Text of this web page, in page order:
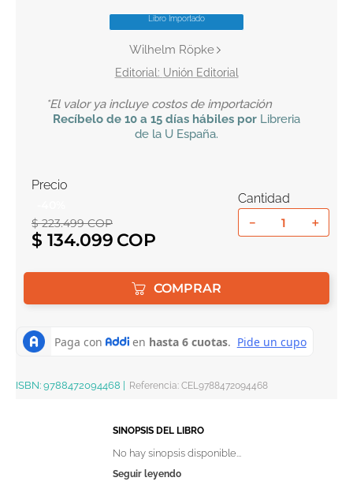
Libro Importado
Wilhelm Röpke
Unión Editorial
*El valor ya incluye costos de importación
Recíbelo de 10 a 15 días hábiles por Libreria
de la U España.
Precio
$ 223.499COP
$ 134.099
Cantidad
＋
－
COMPRAR
ISBN: 9788472094468 Referencia: CEL9788472094468
SINOPSIS DEL LIBRO
No hay sinopsis disponible...
Seguir leyendo